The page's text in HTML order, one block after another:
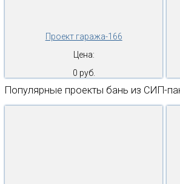
Проект гаража-166
Цена:
0 руб.
Популярные проекты бань из СИП-